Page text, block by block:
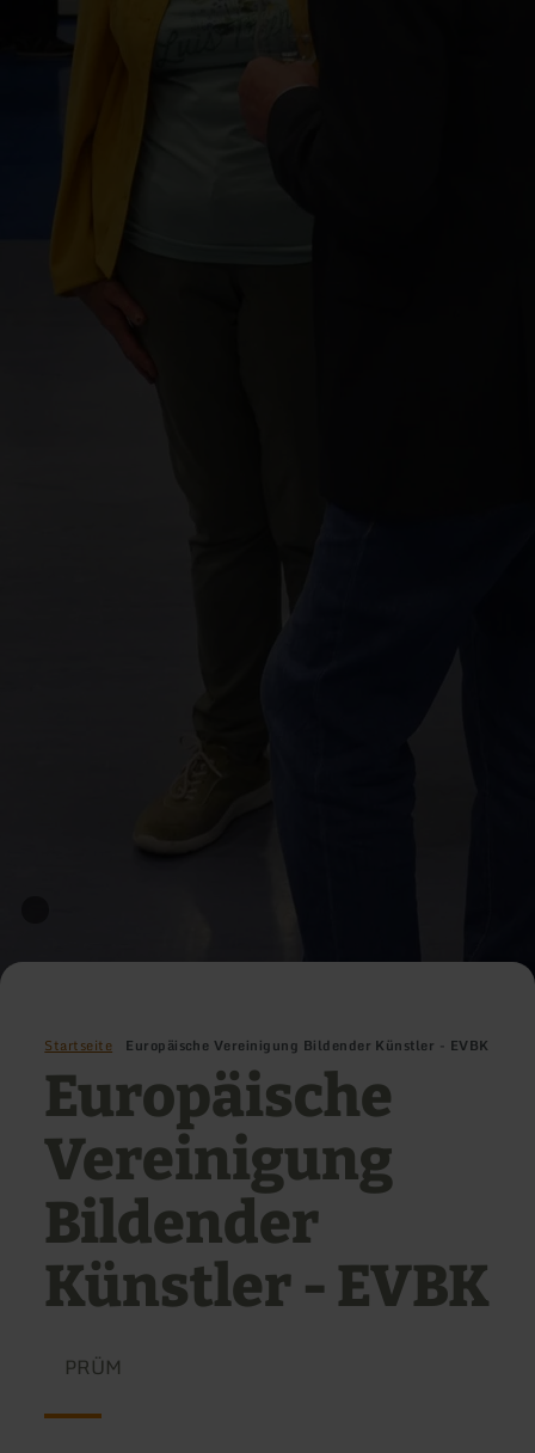
Startseite Europäische Vereinigung Bildender Künstler - EVBK
Europäische
Vereinigung
Bildender
Künstler - EVBK
PRÜM